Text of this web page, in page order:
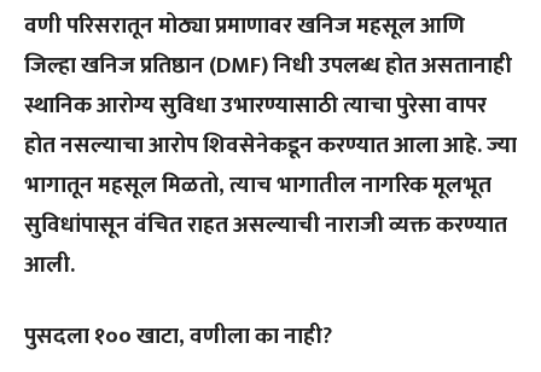
वणी परिसरातून मोठ्या प्रमाणावर खनिज महसूल आणि
जिल्हा खनिज प्रतिष्ठान (DMF) निधी उपलब्ध होत असतानाही
स्थानिक आरोग्य सुविधा उभारण्यासाठी त्याचा पुरेसा वापर
होत नसल्याचा आरोप शिवसेनेकडून करण्यात आला आहे. ज्या
भागातून महसूल मिळतो, त्याच भागातील नागरिक मूलभूत
सुविधांपासून वंचित राहत असल्याची नाराजी व्यक्त करण्यात
आली.
पुसदला १०० खाटा, वणीला का नाही?